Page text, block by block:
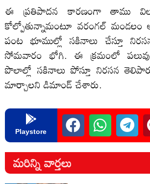
ఈ ప్రతిపాదన కారణంగా తాము
కోల్పోతున్నామంటూ వరంగల్ మండలం
పంట భూముల్లో సకినాలు చేస్తూ
సోమవారం భోగి. ఈ క్రమంలో
పొలాల్లో సకినాలు పోస్తూ నిరసన
మార్చాలని డిమాండ్ చేశారు.
Playstore
మరిన్ని వార్తలు